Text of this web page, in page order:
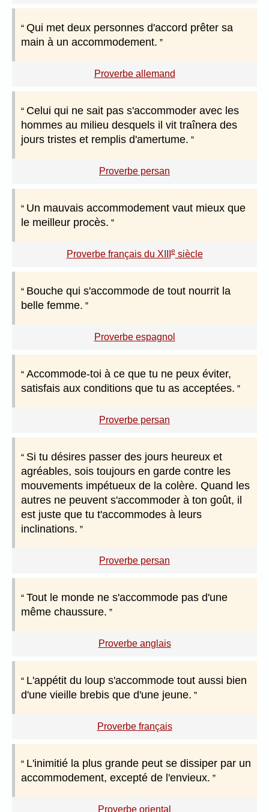
Qui met deux personnes d'accord prêter sa
main à un accommodement.
Proverbe allemand
Celui qui ne sait pas s'accommoder avec les
hommes au milieu desquels il vit traînera des
jours tristes et remplis d'amertume.
Proverbe persan
Un mauvais accommodement vaut mieux que
le meilleur procès.
Proverbe français du XIIIesiècle
Bouche qui s'accommode de tout nourrit la
belle femme.
Proverbe espagnol
Accommode-toi à ce que tu ne peux éviter,
satisfais aux conditions que tu as acceptées.
Proverbe persan
Si tu désires passer des jours heureux et
agréables, sois toujours en garde contre les
mouvements impétueux de la colère. Quand les
autres ne peuvent s'accommoder à ton goût, il
est juste que tu t'accommodes à leurs
inclinations.
Proverbe persan
Tout le monde ne s'accommode pas d'une
même chaussure.
Proverbe anglais
L'appétit du loup s'accommode tout aussi bien
d'une vieille brebis que d'une jeune.
Proverbe français
L'inimitié la plus grande peut se dissiper par un
accommodement, excepté de l'envieux.
Proverbe oriental